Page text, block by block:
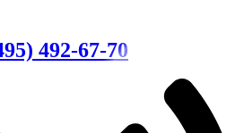
492-67-70